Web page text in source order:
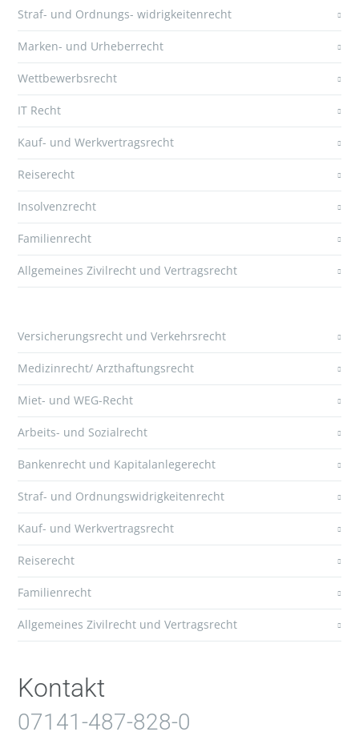
Straf- und Ordnungs- widrigkeitenrecht
Marken- und Urheberrecht
Wettbewerbsrecht
IT Recht
Kauf- und Werkvertragsrecht
Reiserecht
Insolvenzrecht
Familienrecht
Allgemeines Zivilrecht und Vertragsrecht
Versicherungsrecht und Verkehrsrecht
Medizinrecht/ Arzthaftungsrecht
Miet- und WEG-Recht
Arbeits- und Sozialrecht
Bankenrecht und Kapitalanlegerecht
Straf- und Ordnungswidrigkeitenrecht
Kauf- und Werkvertragsrecht
Reiserecht
Familienrecht
Allgemeines Zivilrecht und Vertragsrecht
Kontakt
07141-487-828-0